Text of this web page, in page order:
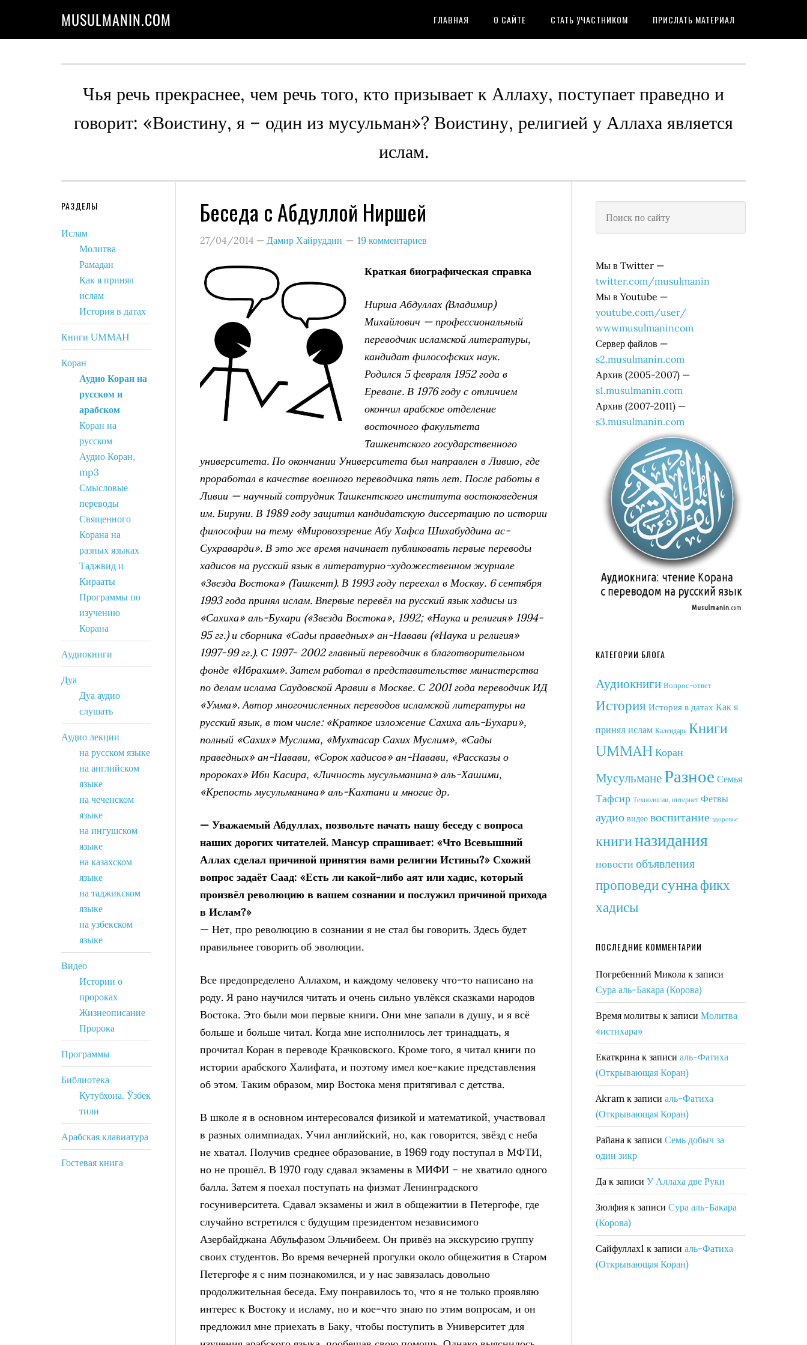
MUSULMANIN.COM ГЛАВНАЯ О САЙТЕ СТАТЬ УЧАСТНИКОМ ПРИСЛАТЬ МАТЕРИАЛ
Чья речь прекраснее, чем речь того, кто призывает к Аллаху, поступает праведно и
говорит: «Воистину, я – один из мусульман»? Воистину, религией у Аллаха является
ислам.
Беседа с Абдуллой Ниршей
27/04/2014 — Дамир Хайруддин 19 комментариев
Краткая биографическая справка
Нирша Абдуллах (Владимир)
Михайлович — профессиональный
переводчик исламской литературы,
кандидат философских наук.
Родился 5 февраля 1952 года в
Ереване. В 1976 году с отличием
окончил арабское отделение
восточного факультета
Ташкентского государственного
университета. По окончании Университета был направлен в Ливию, где
проработал в качестве военного переводчика пять лет. После работы в
Ливии — научный сотрудник Ташкентского института востоковедения
им. Бируни. В 1989 году защитил кандидатскую диссертацию по истории
философии на тему «Мировоззрение Абу Хафса Шихабуддина ас-
Сухраварди». В это же время начинает публиковать первые переводы
хадисов на русский язык в литературно-художественном журнале
«Звезда Востока» (Ташкент). В 1993 году переехал в Москву. 6 сентября
1993 года принял ислам. Впервые перевёл на русский язык хадисы из
«Сахиха» аль-Бухари («Звезда Востока», 1992; «Наука и религия» 1994-
95 гг.) и сборника «Сады праведных» ан-Навави («Наука и религия»
1997-99 гг.). С 1997- 2002 главный переводчик в благотворительном
фонде «Ибрахим». Затем работал в представительстве министерства
по делам ислама Саудовской Аравии в Москве. С 2001 года переводчик ИД
«Умма». Автор многочисленных переводов исламской литературы на
русский язык, в том числе: «Краткое изложение Сахиха аль-Бухари»,
полный «Сахих» Муслима, «Мухтасар Сахих Муслим», «Сады
праведных» ан-Навави, «Сорок хадисов» ан-Навави, «Рассказы о
пророках» Ибн Касира, «Личность мусульманина» аль-Хашими,
«Крепость мусульманина» аль-Кахтани и многие др.
— Уважаемый Абдуллах, позвольте начать нашу беседу с вопроса
наших дорогих читателей. Мансур спрашивает: «Что Всевышний
Аллах сделал причиной принятия вами религии Истины?» Схожий
вопрос задаёт Саад: «Есть ли какой-либо аят или хадис, который
произвёл революцию в вашем сознании и послужил причиной прихода
в Ислам?»
— Нет, про революцию в сознании я не стал бы говорить. Здесь будет
правильнее говорить об эволюции.
Все предопределено Аллахом, и каждому человеку что-то написано на
роду. Я рано научился читать и очень сильно увлёкся сказками народов
Востока. Это были мои первые книги. Они мне запали в душу, и я всё
больше и больше читал. Когда мне исполнилось лет тринадцать, я
прочитал Коран в переводе Крачковского. Кроме того, я читал книги по
истории арабского Халифата, и поэтому имел кое-какие представления
об этом. Таким образом, мир Востока меня притягивал с детства.
В школе я в основном интересовался физикой и математикой, участвовал
в разных олимпиадах. Учил английский, но, как говорится, звёзд с неба
не хватал. Получив среднее образование, в 1969 году поступал в МФТИ,
но не прошёл. В 1970 году сдавал экзамены в МИФИ – не хватило одного
балла. Затем я поехал поступать на физмат Ленинградского
госуниверситета. Сдавал экзамены и жил в общежитии в Петергофе, где
случайно встретился с будущим президентом независимого
Азербайджана Абульфазом Эльчибеем. Он привёз на экскурсию группу
своих студентов. Во время вечерней прогулки около общежития в Старом
Петергофе я с ним познакомился, и у нас завязалась довольно
продолжительная беседа. Ему понравилось то, что я не только проявляю
интерес к Востоку и исламу, но и кое-что знаю по этим вопросам, и он
предложил мне приехать в Баку, чтобы поступить в Университет для
Мы в Twitter —
twitter.com/musulmanin
Мы в Youtube —
youtube.com/user/
wwwmusulmanincom
Сервер файлов —
s2.musulmanin.com
Архив (2005-2007) —
s1.musulmanin.com
Архив (2007-2011) —
s3.musulmanin.com
КАТЕГОРИИ БЛОГА
Аудиокниги Вопрос-ответ
История История в датах Как я
принял ислам Календарь Книги
UMMAH Коран
МусульманеРазное Семья
Тафсир Технологии, интернет Фетвы
аудио видео воспитание здоровье
книгиназидания
новости объявления
проповедисуннафикх
хадисы
ПОСЛЕДНИЕ КОММЕНТАРИИ
Погребенний Микола к записи
Сура аль-Бакара (Корова)
Время молитвы к записи Молитва
«истихара»
Екаткрина к записи аль-Фатиха
(Открывающая Коран)
Akram к записи аль-Фатиха
(Открывающая Коран)
Райана к записи Семь добыч за
один зикр
Да к записи У Аллаха две Руки
Зюлфия к записи Сура аль-Бакара
(Корова)
Сайфуллах1 к записи аль-Фатиха
(Открывающая Коран)
РАЗДЕЛЫ
Ислам
Молитва
Рамадан
Как я принял
ислам
История в датах
Книги UMMAH
Коран
Аудио Коран на
русском и
арабском
Коран на
русском
Аудио Коран,
mp3
Смысловые
переводы
Священного
Корана на
разных языках
Таджвид и
Кирааты
Программы по
изучению
Корана
Аудиокниги
Дуа
Дуа аудио
слушать
Аудио лекции
на русском языке
на английском
языке
на чеченском
языке
на ингушском
языке
на казахском
языке
на таджикском
языке
на узбекском
языке
Видео
Истории о
пророках
Жизнеописание
Пророка
Программы
Библиотека
Кутубхона. Ўзбек
тили
Арабская клавиатура
Гостевая книга